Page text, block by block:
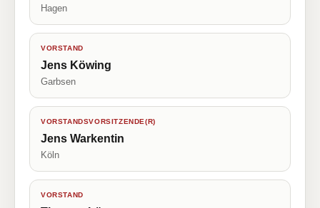
Hagen
VORSTAND
Jens Köwing
Garbsen
VORSTANDSVORSITZENDE(R)
Jens Warkentin
Köln
VORSTAND